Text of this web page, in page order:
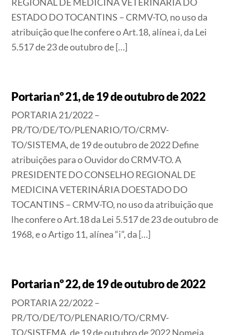
ESTADO DO TOCANTINS – CRMV-TO, no uso da
atribuição que lhe confere o Art.18, alínea i, da Lei
5.517 de 23 de outubro de […]
Portaria nº 21, de 19 de outubro de 2022
PORTARIA 21/2022 –
PR/TO/DE/TO/PLENARIO/TO/CRMV-
TO/SISTEMA, de 19 de outubro de 2022 Define
atribuições para o Ouvidor do CRMV-TO. A
PRESIDENTE DO CONSELHO REGIONAL DE
MEDICINA VETERINÁRIA DOESTADO DO
TOCANTINS – CRMV-TO, no uso da atribuição que
lhe confere o Art.18 da Lei 5.517 de 23 de outubro de
1968, e o Artigo 11, alínea “i”, da […]
Portaria nº 22, de 19 de outubro de 2022
PORTARIA 22/2022 –
PR/TO/DE/TO/PLENARIO/TO/CRMV-
TO/SISTEMA, de 19 de outubro de 2022 Nomeia